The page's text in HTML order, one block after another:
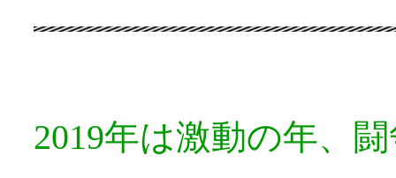
2019年は激動の年、